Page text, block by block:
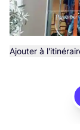
Ajouter à